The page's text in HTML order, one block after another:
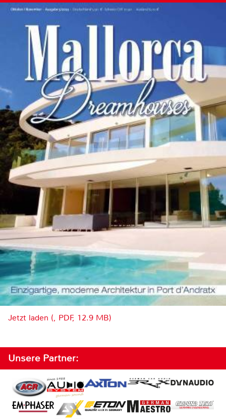
Jetzt laden (, PDF, 12.9 MB)
Unsere Partner: